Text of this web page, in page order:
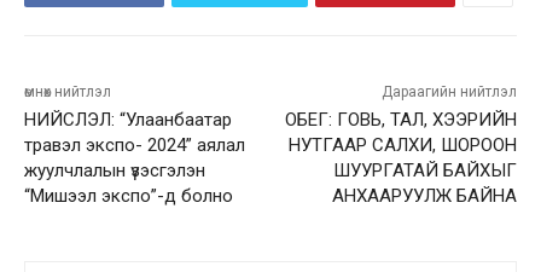
өмнөх нийтлэл
НИЙСЛЭЛ: “Улаанбаатар
травэл экспо- 2024” аялал
жуулчлалын үзэсгэлэн
“Мишээл экспо”-д болно
Дараагийн нийтлэл
ОБЕГ: ГОВЬ, ТАЛ, ХЭЭРИЙН
НУТГААР САЛХИ, ШОРООН
ШУУРГАТАЙ БАЙХЫГ
АНХААРУУЛЖ БАЙНА